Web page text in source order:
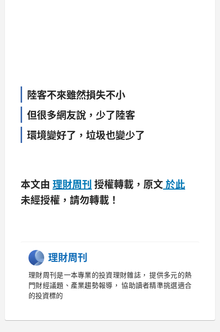
陸客不來雖然損失不小
但很多網友說，少了陸客
環境變好了，垃圾也變少了
本文由 理財周刊 授權轉載，原文於此
未經授權，請勿轉載！
理財周刊
理財周刊是一本專業的投資理財雜誌， 提供多元的熱
門財經議題、產業趨勢報導， 協助讀者精準挑選適合
的投資標的